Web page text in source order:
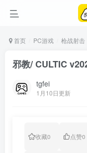
首页 PC游戏 枪战射击
邪教/ CULTIC
tgfei
1月10日更新
收藏0 点赞0